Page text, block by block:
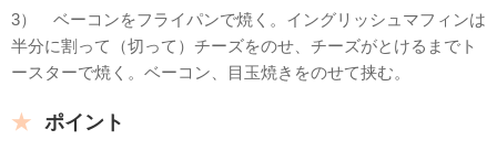
3） ベーコンをフライパンで焼く。イングリッシュマフィンは
半分に割って（切って）チーズをのせ、チーズがとけるまでト
ースターで焼く。ベーコン、目玉焼きをのせて挟む。
ポイント